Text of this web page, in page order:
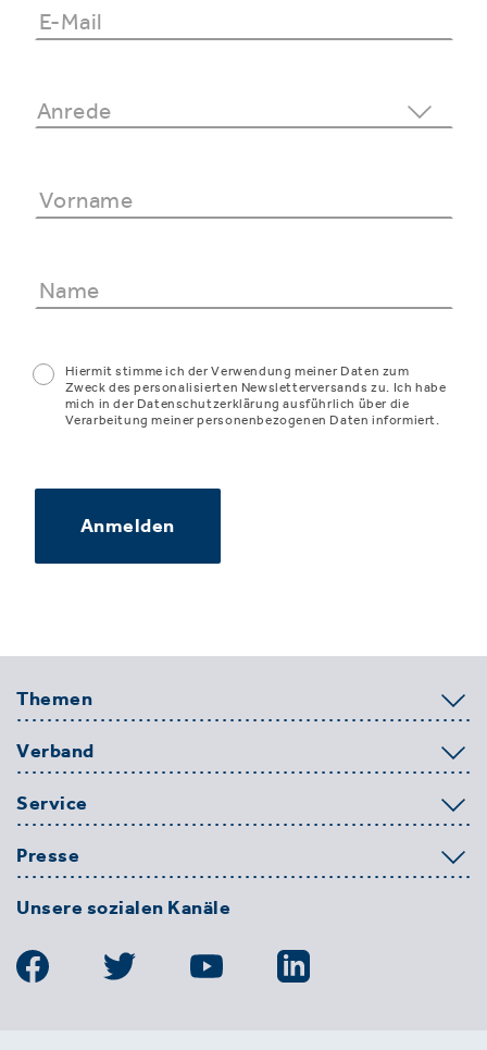
Hiermit stimme ich der Verwendung meiner Daten zum
Zweck des personalisierten Newsletterversands zu. Ich habe
mich in der Datenschutzerklärung ausführlich über die
Verarbeitung meiner personenbezogenen Daten informiert.
Anmelden
Themen
Verband
Service
Presse
Unsere sozialen Kanäle